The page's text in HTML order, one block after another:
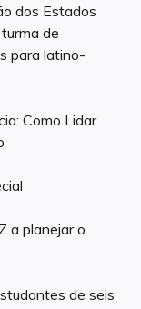
dos Estados
de
para latino-
Como Lidar
a planejar o
de seis